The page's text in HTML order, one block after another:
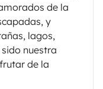
de la
y
lagos,
nuestra
de la